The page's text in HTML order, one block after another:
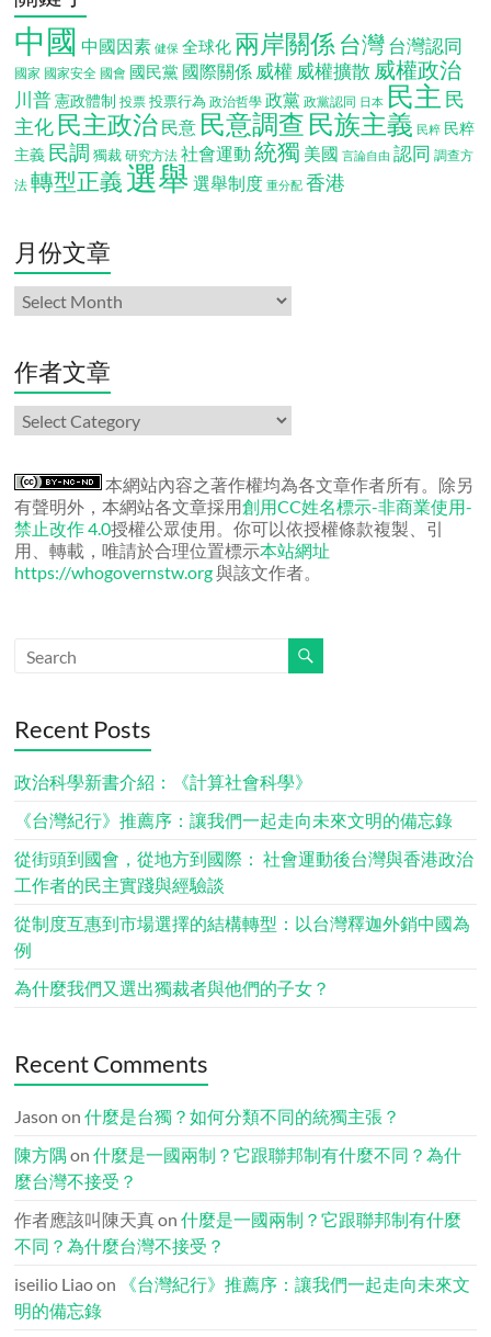
中國 中國因素 健保 全球化 兩岸關係 台灣台灣認同
國家 國家安全 國會 國民黨 國際關係 威權 威權擴散 威權政治
川普 憲政體制 投票 投票行為 政治哲學 政黨 政黨認同 日本 民主 民
主化 民主政治 民意 民意調查 民族主義 民粹 民粹
主義 民調 獨裁 研究方法 社會運動 統獨 美國 言論自由 認同 調查方
法 轉型正義 選舉 選舉制度 重分配 香港
月份文章
月
份
章
作者文章
作
者
章
本網站內容之著作權均為各文章作者所有。除另
有聲明外，本網站各文章採用創用CC姓名標示-非商業使用-
禁止改作 4.0授權公眾使用。你可以依授權條款複製、引
用、轉載，唯請於合理位置標示本站網址
https://whogovernstw.org與該文作者。
Recent Posts
政治科學新書介紹：《計算社會科學》
《台灣紀行》推薦序：讓我們一起走向未來文明的備忘錄
從街頭到國會，從地方到國際： 社會運動後台灣與香港政治
工作者的民主實踐與經驗談
從制度互惠到市場選擇的結構轉型：以台灣釋迦外銷中國為
例
為什麼我們又選出獨裁者與他們的子女？
Recent Comments
Jason on什麼是台獨？如何分類不同的統獨主張？
陳方隅 on什麼是一國兩制？它跟聯邦制有什麼不同？為什
麼台灣不接受？
作者應該叫陳天真on什麼是一國兩制？它跟聯邦制有什麼
不同？為什麼台灣不接受？
iseilio Liaoon
《台灣紀行》推薦序：讓我們一起走向未來文
明的備忘錄